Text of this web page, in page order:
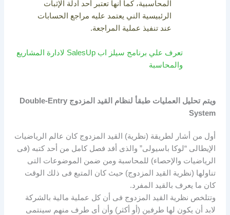
المحاسبية، كما أنها تعتبر أحد أدلة الإثبات
الرئبيسية الني يعتمد عليه مراجع الحسابات
عند تنفيذ عملية المراجعة.
تعرف علي برنامج سيلز اب SalesUp لادارة المشاريع
والمحاسبة
ويتم تحليل العمليات طبقأ لنظام القيد المزدوج Double-Entry
System
أول من أشار لطريقة (نظرية) القيد المزدوج كان عالم الرياضيات
الإيطالى “لوكا باسيولى” والذى أفد فصل كامل من أحد كتبه (فى
الرياضيات والإحصاء) للمحاسبة ومن ضمن الموضوعات التى
تناولها (نظرية القيد المزدوج) حيث كان المتبع فى ذلك الوقت
كان ما يعرف بالقيد المفرد.
وتتلخص نظرية القيد المزدوج فى أن كل عملية مالية بالشركة
لابد أن يكون لها طرفين (أو أكثر) وأن أى طرف منهم سينتمى